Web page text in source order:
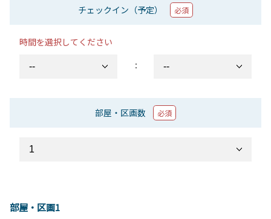
チェックイン（予定） 必須
時間を選択してください
：
部屋・区画数 必須
部屋・区画1